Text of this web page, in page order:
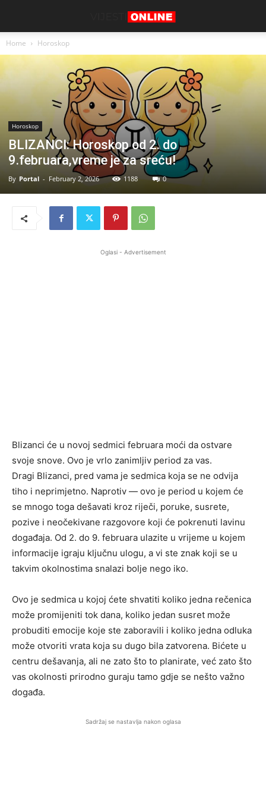
Home Horoskop
Horoskop
BLIZANCI: Horoskop od 2. do
9.februara,vreme je za sreću!
By Portal - February 2, 2026 1188 0
Oglasi - Advertisement
Blizanci će u novoj sedmici februara moći da ostvare
svoje snove. Ovo je vrlo zanimljiv period za vas.
Dragi Blizanci, pred vama je sedmica koja se ne odvija
tiho i neprimjetno. Naprotiv — ovo je period u kojem će
se mnogo toga dešavati kroz riječi, poruke, susrete,
pozive i neočekivane razgovore koji će pokrenuti lavinu
događaja. Od 2. do 9. februara ulazite u vrijeme u kojem
informacije igraju ključnu ulogu, a vi ste znak koji se u
takvim okolnostima snalazi bolje nego iko.
Ovo je sedmica u kojoj ćete shvatiti koliko jedna rečenica
može promijeniti tok dana, koliko jedan susret može
probuditi emocije koje ste zaboravili i koliko jedna odluka
može otvoriti vrata koja su dugo bila zatvorena. Bićete u
centru dešavanja, ali ne zato što to planirate, već zato što
vas okolnosti prirodno guraju tamo gdje se nešto važno
događa.
Sadržaj se nastavlja nakon oglasa